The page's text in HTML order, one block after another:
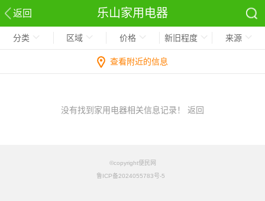
返回 乐山家用电器
分类 区域 价格 新旧程度 来源
查看附近的信息
没有找到家用电器相关信息记录！ 返回
©copyright便民网
鲁ICP备2024055783号-5